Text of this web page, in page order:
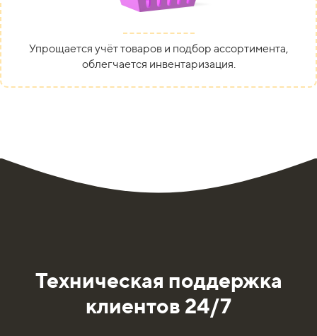
Упрощается учёт товаров и подбор ассортимента,
облегчается инвентаризация.
Техническая поддержка
клиентов 24/7